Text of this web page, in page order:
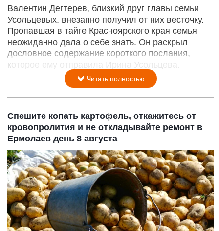
Валентин Дегтерев, близкий друг главы семьи
Усольцевых, внезапно получил от них весточку.
Пропавшая в тайге Красноярского края семья
неожиданно дала о себе знать. Он раскрыл
дословное содержание короткого послания,
которое ему отправила Ирина Усольцева.
Читать полностью
Спешите копать картофель, откажитесь от
кровопролития и не откладывайте ремонт в
Ермолаев день 8 августа